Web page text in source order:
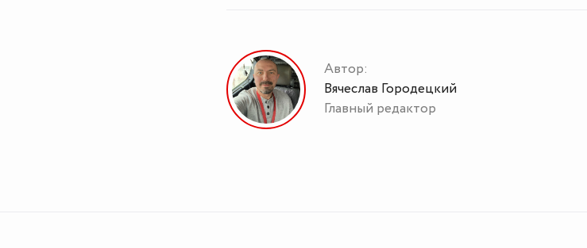
Автор:
Вячеслав Городецкий
Главный редактор